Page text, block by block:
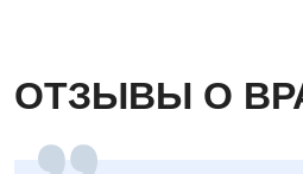
Детская неврология
Детская ортопедия и
ОТЗЫВЫ О